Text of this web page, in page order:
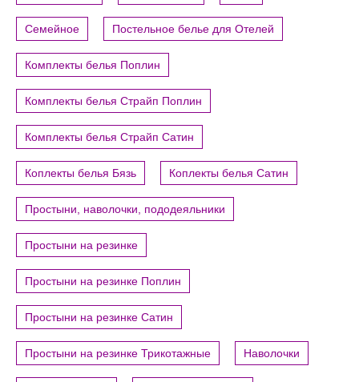
Семейное Постельное белье для Отелей
Комплекты белья Поплин
Комплекты белья Страйп Поплин
Комплекты белья Страйп Сатин
Коплекты белья Бязь Коплекты белья Сатин
Простыни, наволочки, пододеяльники
Простыни на резинке
Простыни на резинке Поплин
Простыни на резинке Сатин
Простыни на резинке Трикотажные Наволочки